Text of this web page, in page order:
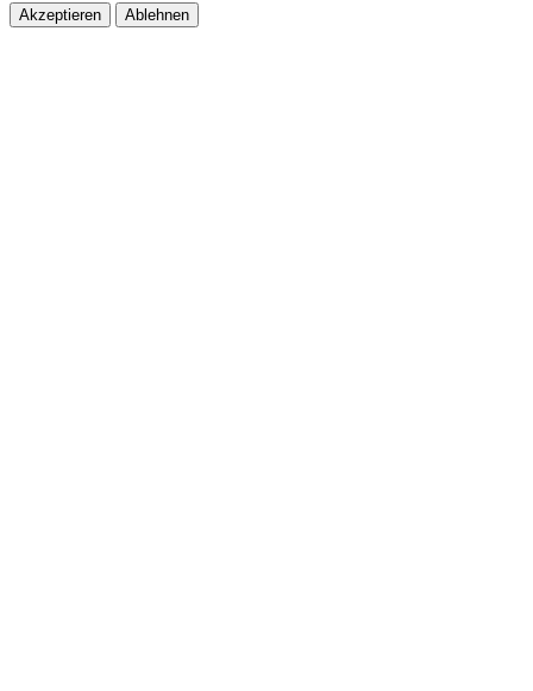
Akzeptieren Ablehnen